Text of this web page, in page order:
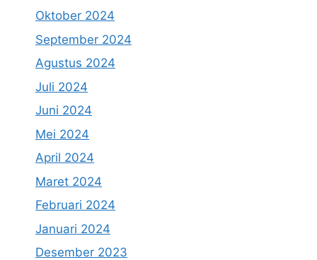
Oktober 2024
September 2024
Agustus 2024
Juli 2024
Juni 2024
Mei 2024
April 2024
Maret 2024
Februari 2024
Januari 2024
Desember 2023